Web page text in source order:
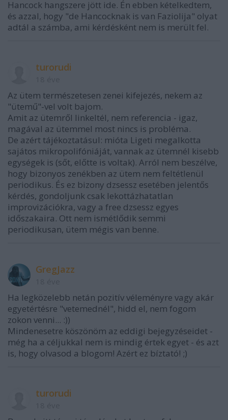
Hancock hangszere jött ide. Én ebben kételkedtem,
és azzal, hogy "de Hancocknak is van Faziolija" olyat
adtál a számba, ami kérdésként nem is merült fel.
turorudi
Az ütem természetesen zenei kifejezés, nekem az
"ütemű"-vel volt bajom.
Amit az ütemről linkeltél, nem referencia - igaz,
magával az ütemmel most nincs is probléma.
De azért tájékoztatásul: mióta Ligeti megalkotta
sajátos mikropolifóniáját, vannak az ütemnél kisebb
egységek is (sőt, előtte is voltak). Arról nem beszélve,
hogy bizonyos zenékben az ütem nem feltétlenül
periodikus. És ez bizony dzsessz esetében jelentős
kérdés, gondoljunk csak lekottázhatatlan
improvizációkra, vagy a free dzsessz egyes
időszakaira. Ott nem ismétlődik semmi
periodikusan, ütem mégis van benne.
GregJazz
Ha legközelebb netán pozitív véleményre vagy akár
egyetértésre "vetemednél", hidd el, nem fogom
zokon venni... :))
Mindenesetre köszönöm az eddigi bejegyzéseidet -
még ha a céljukkal nem is mindig értek egyet - és azt
is, hogy olvasod a blogom! Azért ez bíztató! ;)
turorudi